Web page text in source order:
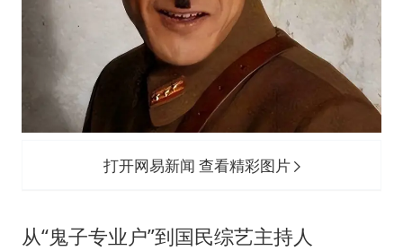
打开网易新闻 查看精彩图片
从“鬼子专业户”到国民综艺主持人